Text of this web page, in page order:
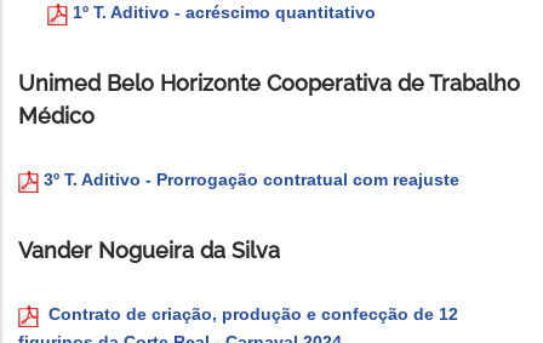
1º T. Aditivo - acréscimo quantitativo
Unimed Belo Horizonte Cooperativa de Trabalho
Médico
3º T. Aditivo - Prorrogação contratual com reajuste
Vander Nogueira da Silva
Contrato de criação, produção e confecção de 12